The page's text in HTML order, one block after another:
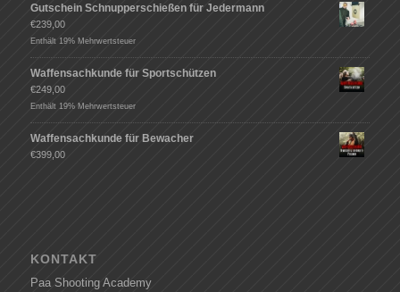
Gutschein Schnupperschießen für Jedermann
€239,00
Enthält 19% Mehrwertsteuer
Waffensachkunde für Sportschützen
€249,00
Enthält 19% Mehrwertsteuer
Waffensachkunde für Bewacher
€399,00
KONTAKT
Paa Shooting Academy